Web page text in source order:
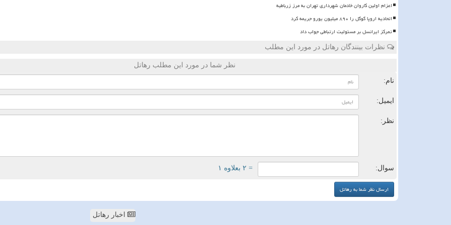
اعزام اولین کاروان خادمان شهرداری تهران به مرز زرباطیه
اتحادیه اروپا گوگل را ۸۹۰ میلیون یورو جریمه کرد
تمرکز ایرانسل بر مسئولیت ارتباطی جواب داد
نظرات بینندگان رهاتل در مورد این مطلب
نظر شما در مورد این مطلب رهاتل
نام:
ایمیل:
نظر:
سوال: = ۲ بعلاوه ۱
اخبار رهاتل